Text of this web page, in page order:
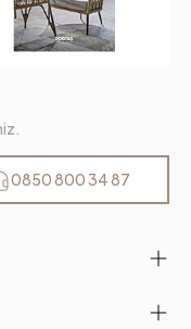
0850 800 34 87